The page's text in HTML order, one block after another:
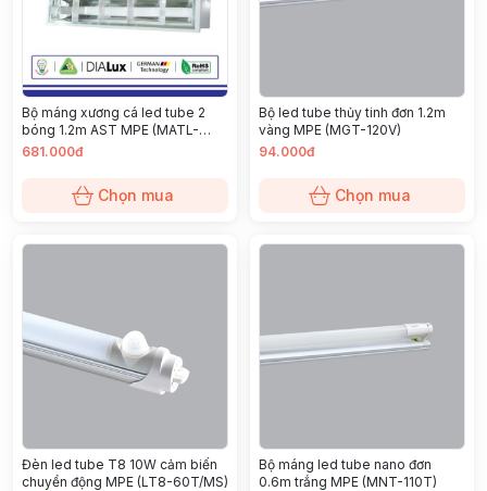
Bộ máng xương cá led tube 2
bóng 1.2m AST MPE (MATL-
220T)
681.000đ
Chọn mua
Bộ led tube thủy tinh đơn 1.2m
vàng MPE (MGT-120V)
94.000đ
Chọn mua
Đèn led tube T8 10W cảm biến
chuyển động MPE (LT8-60T/MS)
Bộ máng led tube nano đơn
0.6m trắng MPE (MNT-110T)